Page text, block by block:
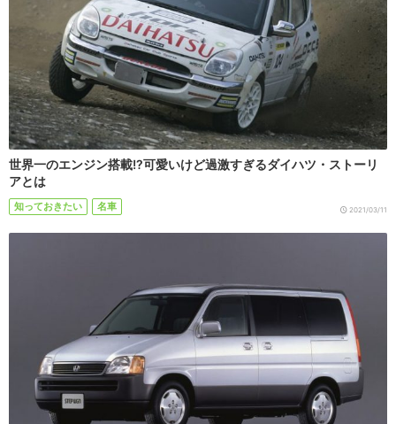
世界一のエンジン搭載!?可愛いけど過激すぎるダイハツ・ストーリ
アとは
知っておきたい 名車 2021/03/11